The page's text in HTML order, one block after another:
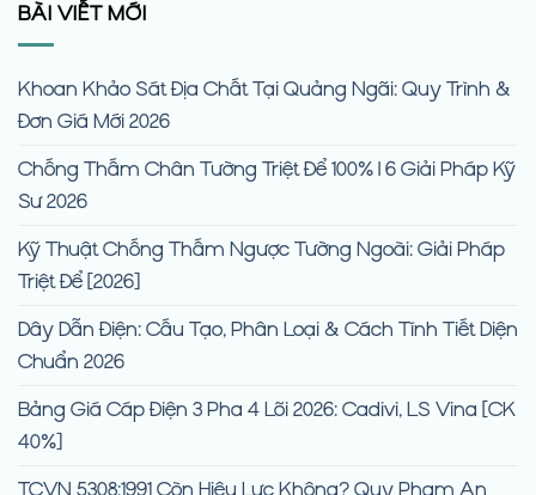
BÀI VIẾT MỚI
Khoan Khảo Sát Địa Chất Tại Quảng Ngãi: Quy Trình &
Đơn Giá Mới 2026
Chống Thấm Chân Tường Triệt Để 100% | 6 Giải Pháp Kỹ
Sư 2026
Kỹ Thuật Chống Thấm Ngược Tường Ngoài: Giải Pháp
Triệt Để [2026]
Dây Dẫn Điện: Cấu Tạo, Phân Loại & Cách Tính Tiết Diện
Chuẩn 2026
Bảng Giá Cáp Điện 3 Pha 4 Lõi 2026: Cadivi, LS Vina [CK
40%]
TCVN 5308:1991 Còn Hiệu Lực Không? Quy Phạm An